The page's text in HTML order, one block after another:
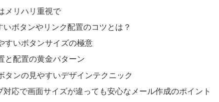
メリハリ重視で
いボタンやリンク配置のコツとは？
すいボタンサイズの極意
と配置の黄金パターン
タンの見やすいデザインテクニック
対応で画面サイズが違っても安心なメール作成のポイント